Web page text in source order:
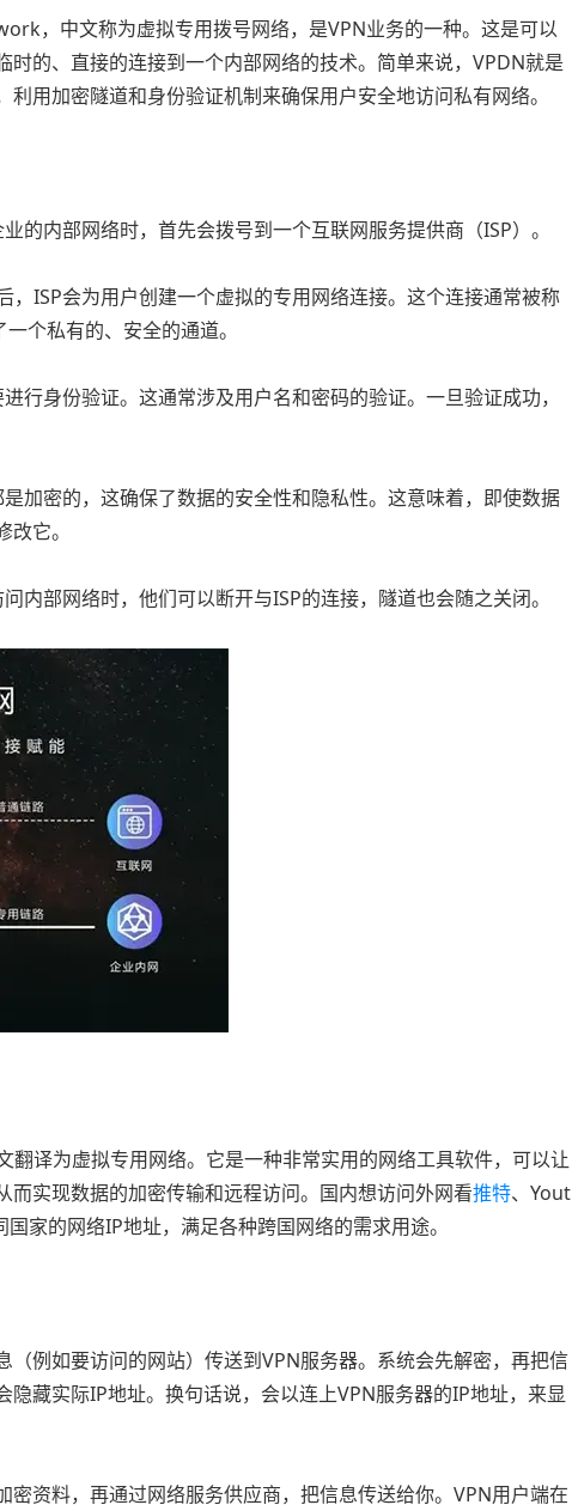
，中文称为虚拟专用拨号网络，是VPN业务的一种。这是可以
的、直接的连接到一个内部网络的技术。简单来说，VPDN就是
用加密隧道和身份验证机制来确保用户安全地访问私有网络。
的内部网络时，首先会拨号到一个互联网服务提供商（ISP）。
，ISP会为用户创建一个虚拟的专用网络连接。这个连接通常被称
个私有的、安全的通道。
行身份验证。这通常涉及用户名和密码的验证。一旦验证成功，
加密的，这确保了数据的安全性和隐私性。这意味着，即使数据
它。
内部网络时，他们可以断开与ISP的连接，隧道也会随之关闭。
译为虚拟专用网络。它是一种非常实用的网络工具软件，可以让
实现数据的加密传输和远程访问。国内想访问外网看推特、Yout
家的网络IP地址，满足各种跨国网络的需求用途。
例如要访问的网站）传送到VPN服务器。系统会先解密，再把信
藏实际IP地址。换句话说，会以连上VPN服务器的IP地址，来显
资料，再通过网络服务供应商，把信息传送给你。VPN用户端在